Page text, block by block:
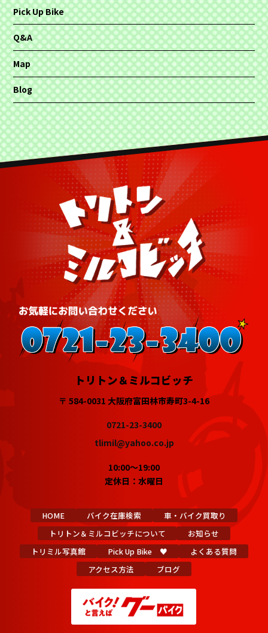
Pick Up Bike
Q&A
Map
Blog
トリトン＆ミルコビッチ
〒 584-0031 大阪府富田林市寿町3-4-16
0721-23-3400
tlimil@yahoo.co.jp
10:00～19:00
定休日：水曜日
HOME バイク在庫検索
車・バイク買取り
トリトン＆ミルコビッチについて
お知らせ
トリミル写真館
Pick Up Bike ♥
よくある質問
アクセス方法
ブログ